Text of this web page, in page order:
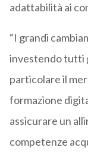
adattabilità ai
“I grandi
investendo tutti
particolare il
formazione
assicurare un
competenze